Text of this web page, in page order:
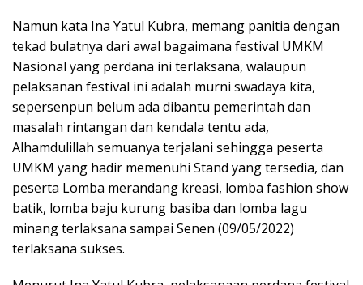
Namun kata Ina Yatul Kubra, memang panitia dengan
tekad bulatnya dari awal bagaimana festival UMKM
Nasional yang perdana ini terlaksana, walaupun
pelaksanan festival ini adalah murni swadaya kita,
sepersenpun belum ada dibantu pemerintah dan
masalah rintangan dan kendala tentu ada,
Alhamdulillah semuanya terjalani sehingga peserta
UMKM yang hadir memenuhi Stand yang tersedia, dan
peserta Lomba merandang kreasi, lomba fashion show
batik, lomba baju kurung basiba dan lomba lagu
minang terlaksana sampai Senen (09/05/2022)
terlaksana sukses.